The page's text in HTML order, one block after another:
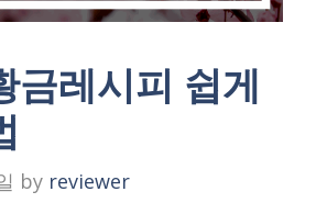
금레시피 쉽게
by reviewer